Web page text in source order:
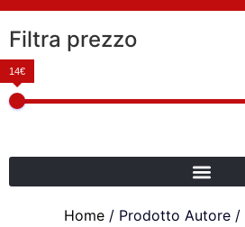
Filtra prezzo
14€
Home / Prodotto Autore /